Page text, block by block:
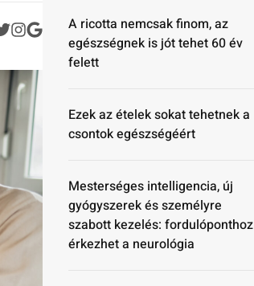
A ricotta nemcsak finom, az
egészségnek is jót tehet 60 év
felett
Ezek az ételek sokat tehetnek a
csontok egészségéért
Mesterséges intelligencia, új
gyógyszerek és személyre
szabott kezelés: fordulóponthoz
érkezhet a neurológia